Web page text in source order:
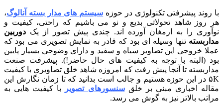
روند پیشرفتی تکنولوژی در حوزهسیستم های مدار بسته آنالوگ،
روز شاهد تحولاتی بدیع و نو می باشیم که راحتی، کیفیت و
را به ارمغان آورده اند. چندی پیش تصور از یکدوربین
تنها وسیله ای بود که قادر به نمایش تصویری می بود که
خروجی این تصاویر سیاه و سفید و دارای وضوحی بسیار پایین
(البته با توجه به کیفیت های حال حاضر!). پیشرفت صنعت
تا آنجا پیش رفت که امروزه شاهد خلق تصاویری با کیفیت
۵K در این حوزه هستیم و جالب است بدانید که تا زمان نگارش این
اخباری مبنی بر خلقسنسورهای تصویربا کیفیت هایی به
بالاتر نیز به گوش می رسد.